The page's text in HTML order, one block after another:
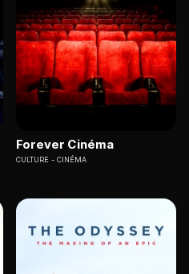
Forever Cinéma
CULTURE CINÉMA